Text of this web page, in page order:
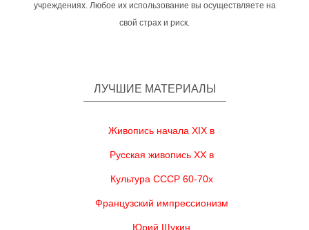
учреждениях. Любое их использование вы осуществляете на
свой страх и риск.
ЛУЧШИЕ МАТЕРИАЛЫ
Живопись начала XIX в
Русская живопись XX в
Культура СССР 60-70х
Французский импрессионизм
Юрий Щукин